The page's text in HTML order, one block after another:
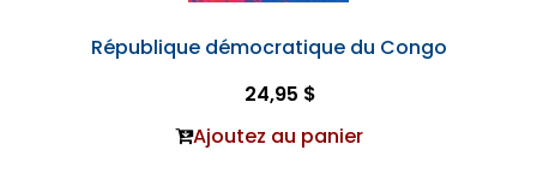
République démocratique du Congo
24,95 $
Ajoutez au panier